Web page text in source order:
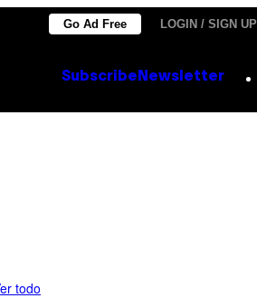
Go Ad Free LOGIN / SIGN UP
Subscribe Newsletter
todo